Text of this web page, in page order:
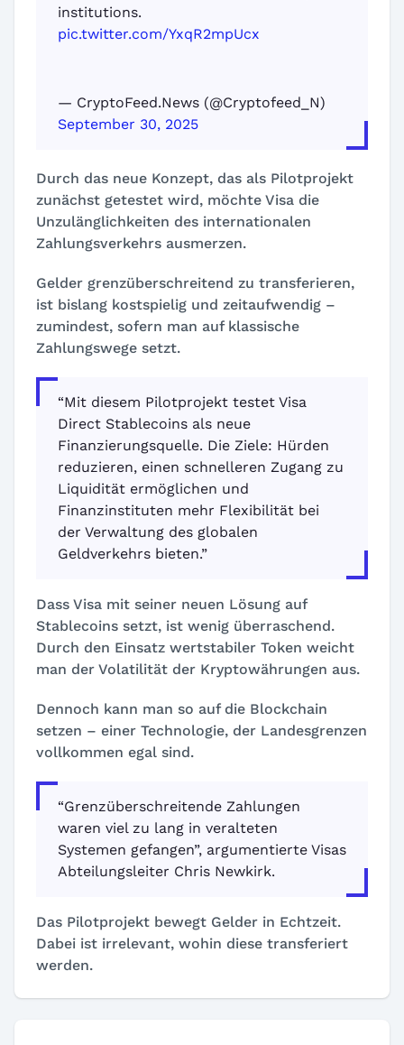
institutions.
pic.twitter.com/YxqR2mpUcx
— CryptoFeed.News (@Cryptofeed_N)
September 30, 2025
Durch das neue Konzept, das als Pilotprojekt
zunächst getestet wird, möchte Visa die
Unzulänglichkeiten des internationalen
Zahlungsverkehrs ausmerzen.
Gelder grenzüberschreitend zu transferieren,
ist bislang kostspielig und zeitaufwendig –
zumindest, sofern man auf klassische
Zahlungswege setzt.
“Mit diesem Pilotprojekt testet Visa
Direct Stablecoins als neue
Finanzierungsquelle. Die Ziele: Hürden
reduzieren, einen schnelleren Zugang zu
Liquidität ermöglichen und
Finanzinstituten mehr Flexibilität bei
der Verwaltung des globalen
Geldverkehrs bieten.”
Dass Visa mit seiner neuen Lösung auf
Stablecoins setzt, ist wenig überraschend.
Durch den Einsatz wertstabiler Token weicht
man der Volatilität der Kryptowährungen aus.
Dennoch kann man so auf die Blockchain
setzen – einer Technologie, der Landesgrenzen
vollkommen egal sind.
“Grenzüberschreitende Zahlungen
waren viel zu lang in veralteten
Systemen gefangen”, argumentierte Visas
Abteilungsleiter Chris Newkirk.
Das Pilotprojekt bewegt Gelder in Echtzeit.
Dabei ist irrelevant, wohin diese transferiert
werden.